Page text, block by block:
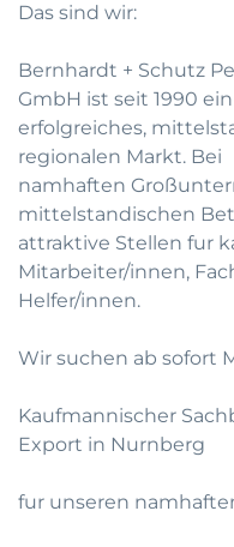
Das sind wir:
Bernhardt + Schutz
GmbH ist seit 1990 ein
erfolgreiches,
regionalen Markt. Bei
namhaften
mittelstandischen
attraktive Stellen fur
Mitarbeiter/innen,
Helfer/innen.
Wir suchen ab sofort
Kaufmannischer
Export in Nurnberg
fur unseren